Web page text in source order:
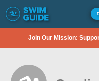
Join Our Mission: